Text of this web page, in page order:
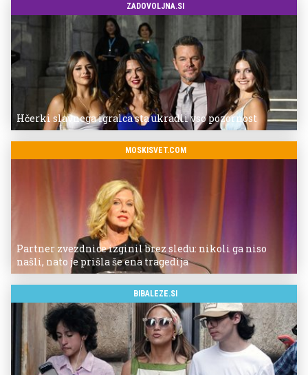
ZADOVOLJNA.SI
Hčerki slavnega igralca sta ukradli vso pozornost
MOSKISVET.COM
Partner zvezdnice izginil brez sledu: nikoli ga niso
našli, nato je prišla še ena tragedija
BIBALEZE.SI